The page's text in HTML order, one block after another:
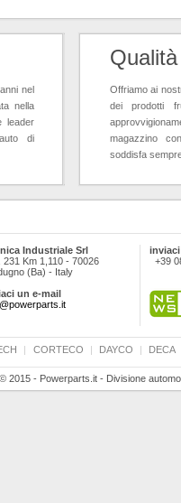
nel
nella
leader
di
Offriamo ai
dei prodotti
magazzino
soddisfa
Industriale Srl
231 Km 1,110 - 70026
(Ba) - Italy
un e-mail
+39
| CORTECO | DAYCO | DECA
© 2015 - Powerparts.it - Divisione